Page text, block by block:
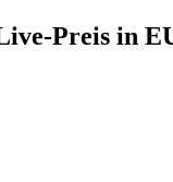
Preis in